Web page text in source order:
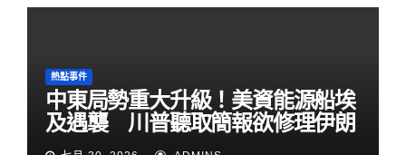
熱點事件
中東局勢重大升級！美資能源船埃
及遇襲 川普聽取簡報欲修理伊朗